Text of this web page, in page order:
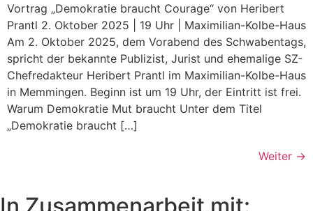
Vortrag „Demokratie braucht Courage“ von Heribert
Prantl 2. Oktober 2025 | 19 Uhr | Maximilian-Kolbe-Haus
Am 2. Oktober 2025, dem Vorabend des Schwabentags,
spricht der bekannte Publizist, Jurist und ehemalige SZ-
Chefredakteur Heribert Prantl im Maximilian-Kolbe-Haus
in Memmingen. Beginn ist um 19 Uhr, der Eintritt ist frei.
Warum Demokratie Mut braucht Unter dem Titel
„Demokratie braucht […]
Weiter →
In Zusammenarbeit mit: